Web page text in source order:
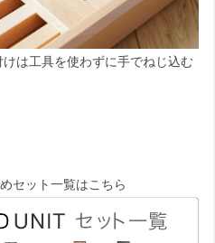
は工具を使わずに手でねじ込む
セット一覧はこちら